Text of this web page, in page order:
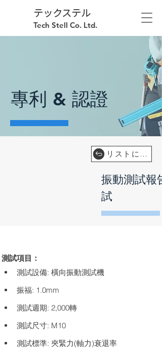
テックステル
Tech Stell Co. Ltd.
專利 & 認證
リストに戻る
振動測試報
試
測試項目：
測試設備: 橫向振動測試機
振福: 1.0mm
測試週期: 2,000轉
測試尺寸: M10
測試標準: 夾緊力(軸力)衰退率